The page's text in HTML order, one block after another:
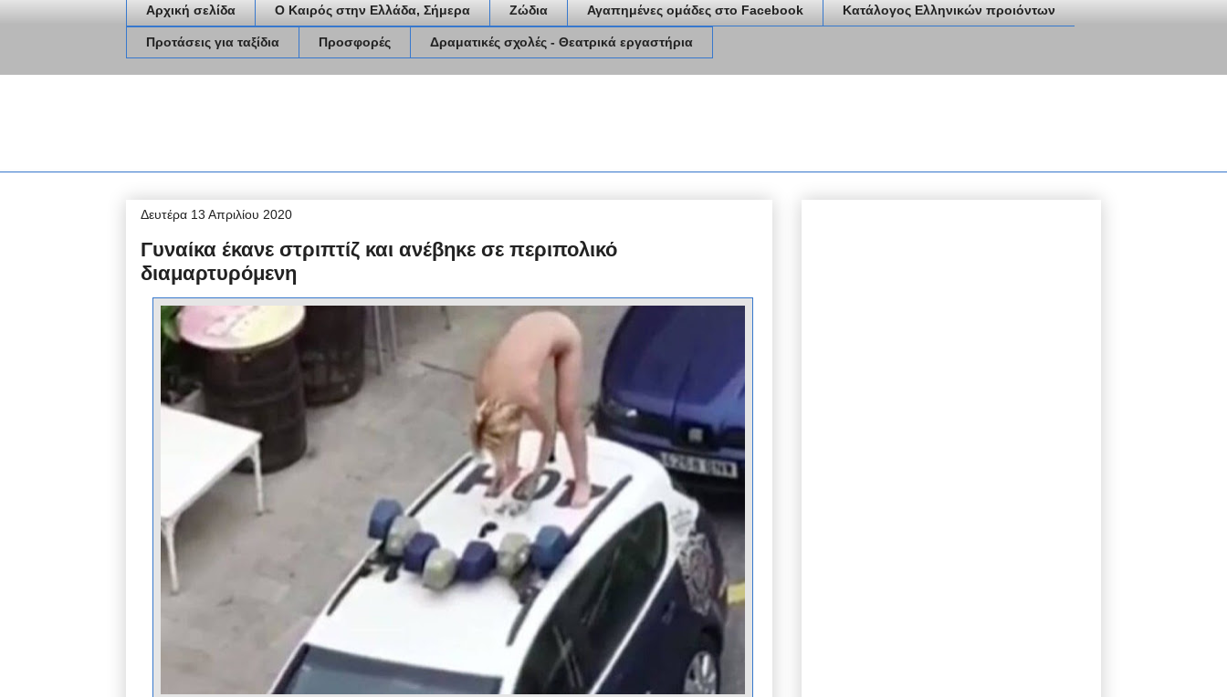
Αρχική σελίδα Ο Καιρός στην Ελλάδα, Σήμερα Ζώδια Αγαπημένες ομάδες στο Facebook Κατάλογος Ελληνικών προιόντων
Προτάσεις για ταξίδια Προσφορές Δραματικές σχολές - Θεατρικά εργαστήρια
Δευτέρα 13 Απριλίου 2020
Γυναίκα έκανε στριπτίζ και ανέβηκε σε περιπολικό
διαμαρτυρόμενη